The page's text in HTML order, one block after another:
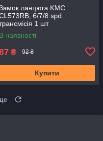
ланцюга KMC
6/7/8 spd.
1 шт
В наявності
₴ 92 ₴
Купити